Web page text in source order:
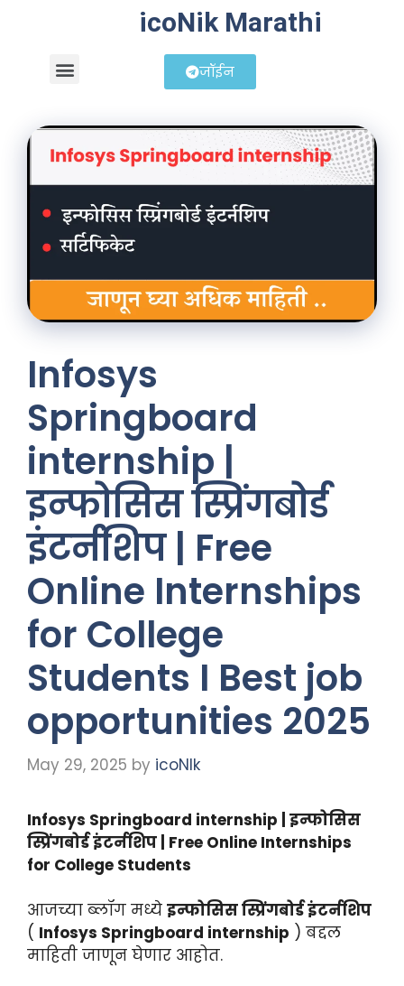
icoNik Marathi
जॉईन
Infosys
Springboard
internship |
इन्फोसिस स्प्रिंगबोर्ड
इंटर्नशिप | Free
Online Internships
for College
Students I Best job
opportunities 2025
May 29, 2025 by icoNIk
Infosys Springboard internship | इन्फोसिस
स्प्रिंगबोर्ड इंटर्नशिप | Free Online Internships
for College Students
आजच्या ब्लॉग मध्ये इन्फोसिस स्प्रिंगबोर्ड इंटर्नशिप
( Infosys Springboard internship ) बद्दल
माहिती जाणून घेणार आहोत.